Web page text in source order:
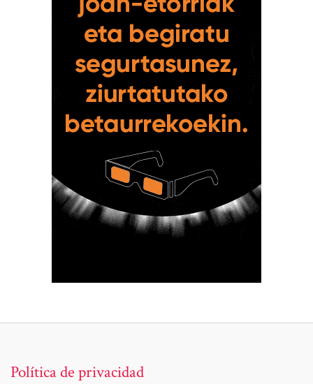
Política de privacidad